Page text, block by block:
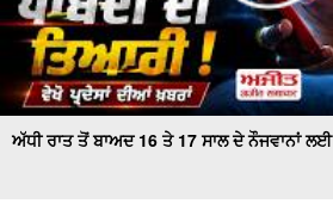
ਅੱਧੀ ਰਾਤ ਤੋਂ ਬਾਅਦ 16 ਤੇ 17 ਸਾਲ ਦੇ ਨੌਜਵਾਨਾਂ ਲਈ